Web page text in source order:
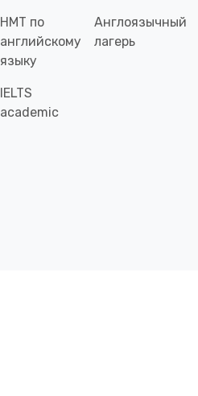
НМТ по
английскому
языку
IELTS
academic
Англоязычный
лагерь